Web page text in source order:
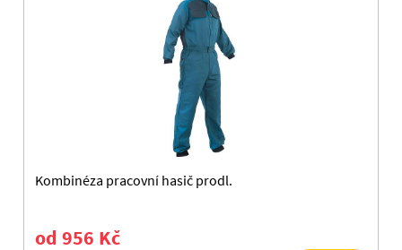
Kombinéza pracovní hasič prodl.
od 956 Kč